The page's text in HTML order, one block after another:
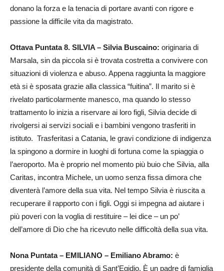
donano la forza e la tenacia di portare avanti con rigore e
passione la difficile vita da magistrato.
Ottava Puntata 8. SILVIA – Silvia Buscaino: originaria di
Marsala, sin da piccola si è trovata costretta a convivere con
situazioni di violenza e abuso. Appena raggiunta la maggiore
età si è sposata grazie alla classica “fuitina”. Il marito si è
rivelato particolarmente manesco, ma quando lo stesso
trattamento lo inizia a riservare ai loro figli, Silvia decide di
rivolgersi ai servizi sociali e i bambini vengono trasferiti in
istituto. Trasferitasi a Catania, le gravi condizione di indigenza
la spingono a dormire in luoghi di fortuna come la spiaggia o
l’aeroporto. Ma è proprio nel momento più buio che Silvia, alla
Caritas, incontra Michele, un uomo senza fissa dimora che
diventerà l’amore della sua vita. Nel tempo Silvia è riuscita a
recuperare il rapporto con i figli. Oggi si impegna ad aiutare i
più poveri con la voglia di restituire – lei dice – un po’
dell’amore di Dio che ha ricevuto nelle difficoltà della sua vita.
Nona Puntata – EMILIANO – Emiliano Abramo: è
presidente della comunità di Sant’Egidio. È un padre di famiglia